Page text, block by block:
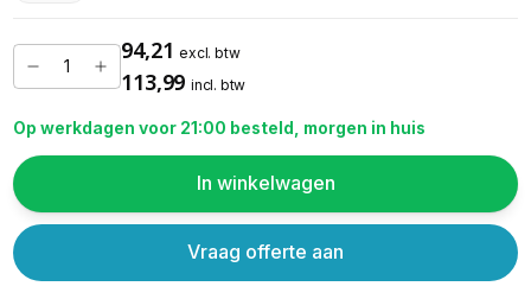
94,21 excl. btw
113,99 incl. btw
Op werkdagen voor 21:00 besteld, morgen in huis
In winkelwagen
Vraag offerte aan